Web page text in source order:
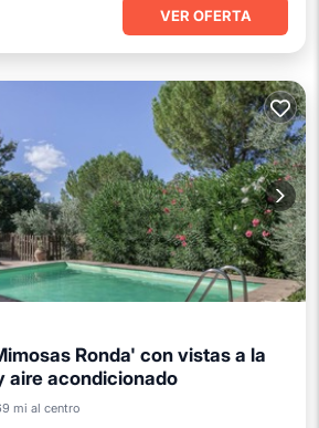
VER OFERTA
Ronda' con vistas a la
aire acondicionado
mi al centro
Balcón/Terraza
Aire acondicionado